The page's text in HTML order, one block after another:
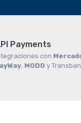
Payments
con
, MODO y